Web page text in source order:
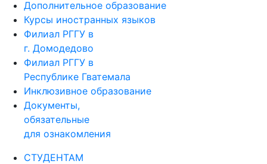
Дополнительное образование
Курсы иностранных языков
Филиал РГГУ в
г. Домодедово
Филиал РГГУ в
Республике Гватемала
Инклюзивное образование
Документы,
обязательные
для ознакомления
СТУДЕНТАМ